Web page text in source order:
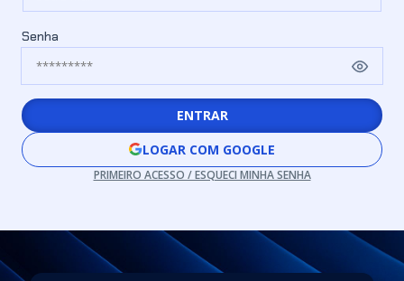
Senha
ENTRAR
LOGAR COM GOOGLE
PRIMEIRO ACESSO / ESQUECI MINHA SENHA